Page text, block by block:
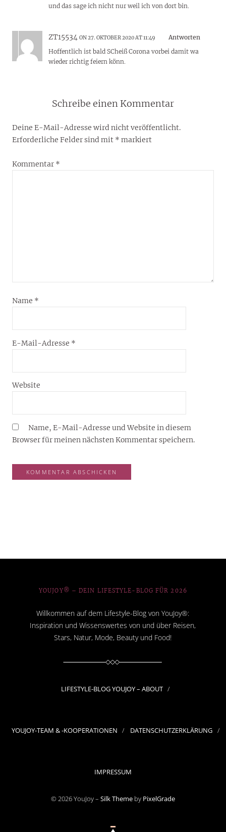
und das sage ich nicht nur weil ich von dort bin.
ZT15534 ON 27. OKTOBER 2020 AT 11:49
Antworten
Hoffentlich ist bald SCheiß Corona vorbei damit wa
wieder richtig feiern könn.
Schreibe einen Kommentar
Deine E-Mail-Adresse wird nicht veröffentlicht.
Erforderliche Felder sind mit * markiert
Kommentar *
Name *
E-Mail-Adresse *
Website
Name, E-Mail-Adresse und Website in diesem
Browser für meinen nächsten Kommentar speichern.
YOUJOY® – DEIN LIFESTYLE-BLOG FÜR 2026
Willkommen auf dem Lifestyle-Blog von YouJoy®:
Inspiration und Wissenswertes von und über Reisen,
Stars, Natur, Mode, Beauty und Food!
LIFESTYLE-BLOG YOUJOY – ABOUT
YOUJOY-TEAM & -KOOPERATIONEN DATENSCHUTZERKLÄRUNG
IMPRESSUM
© 2026 YouJoy – Silk Theme by PixelGrade